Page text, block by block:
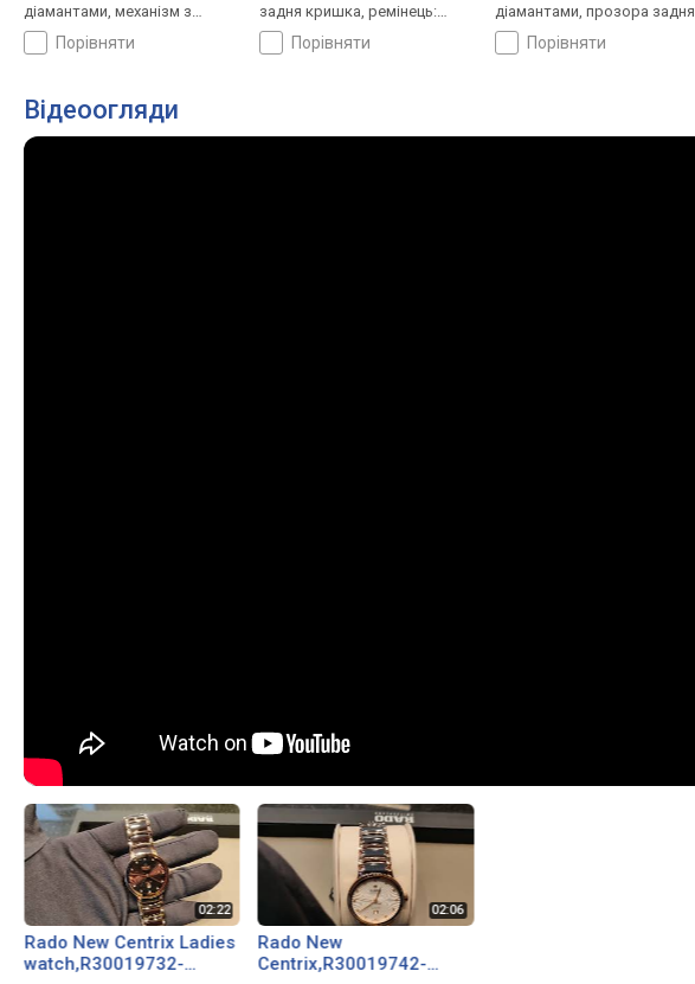
діамантами, механізм з
каменями, прозора задня
кришка, ремінець: браслет
порівняти
задня кришка, ремінець:
браслет сталь, WR 30,
Швейцарія
порівняти
діамантами, прозора задня
кришка, ремінець: браслет
сталь, WR 30, Швейцарія
порівняти
Відеоогляди
Rado New Centrix Ladies
watch,R30019732-
Rado New
Centrix,R30019742-